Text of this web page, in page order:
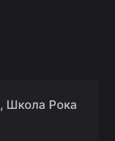
Школа Рока